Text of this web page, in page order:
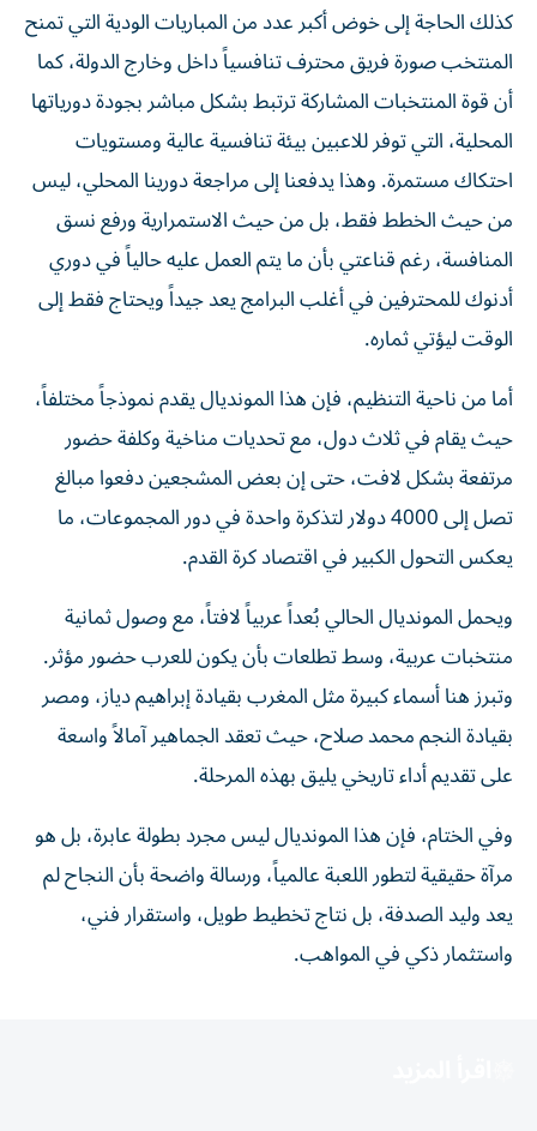
كذلك الحاجة إلى خوض أكبر عدد من المباريات الودية التي تمنح
المنتخب صورة فريق محترف تنافسياً داخل وخارج الدولة، كما
أن قوة المنتخبات المشاركة ترتبط بشكل مباشر بجودة دورياتها
المحلية، التي توفر للاعبين بيئة تنافسية عالية ومستويات
احتكاك مستمرة. وهذا يدفعنا إلى مراجعة دورينا المحلي، ليس
من حيث الخطط فقط، بل من حيث الاستمرارية ورفع نسق
المنافسة، رغم قناعتي بأن ما يتم العمل عليه حالياً في دوري
أدنوك للمحترفين في أغلب البرامج يعد جيداً ويحتاج فقط إلى
الوقت ليؤتي ثماره.
أما من ناحية التنظيم، فإن هذا المونديال يقدم نموذجاً مختلفاً،
حيث يقام في ثلاث دول، مع تحديات مناخية وكلفة حضور
مرتفعة بشكل لافت، حتى إن بعض المشجعين دفعوا مبالغ
تصل إلى 4000 دولار لتذكرة واحدة في دور المجموعات، ما
يعكس التحول الكبير في اقتصاد كرة القدم.
ويحمل المونديال الحالي بُعداً عربياً لافتاً، مع وصول ثمانية
منتخبات عربية، وسط تطلعات بأن يكون للعرب حضور مؤثر.
وتبرز هنا أسماء كبيرة مثل المغرب بقيادة إبراهيم دياز، ومصر
بقيادة النجم محمد صلاح، حيث تعقد الجماهير آمالاً واسعة
على تقديم أداء تاريخي يليق بهذه المرحلة.
وفي الختام، فإن هذا المونديال ليس مجرد بطولة عابرة، بل هو
مرآة حقيقية لتطور اللعبة عالمياً، ورسالة واضحة بأن النجاح لم
يعد وليد الصدفة، بل نتاج تخطيط طويل، واستقرار فني،
واستثمار ذكي في المواهب.